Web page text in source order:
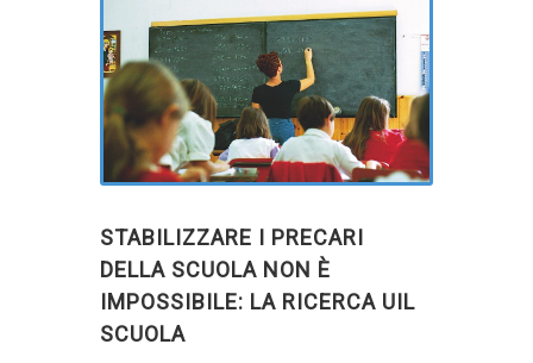
STABILIZZARE I PRECARI
DELLA SCUOLA NON È
IMPOSSIBILE: LA RICERCA UIL
SCUOLA